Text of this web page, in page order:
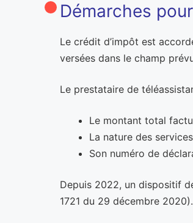
Démarches
Le crédit d’impôt est
versées dans le champ
Le prestataire de
Le montant total
La nature des
Son numéro de
Depuis 2022, un dispositif
1721 du 29 décembre